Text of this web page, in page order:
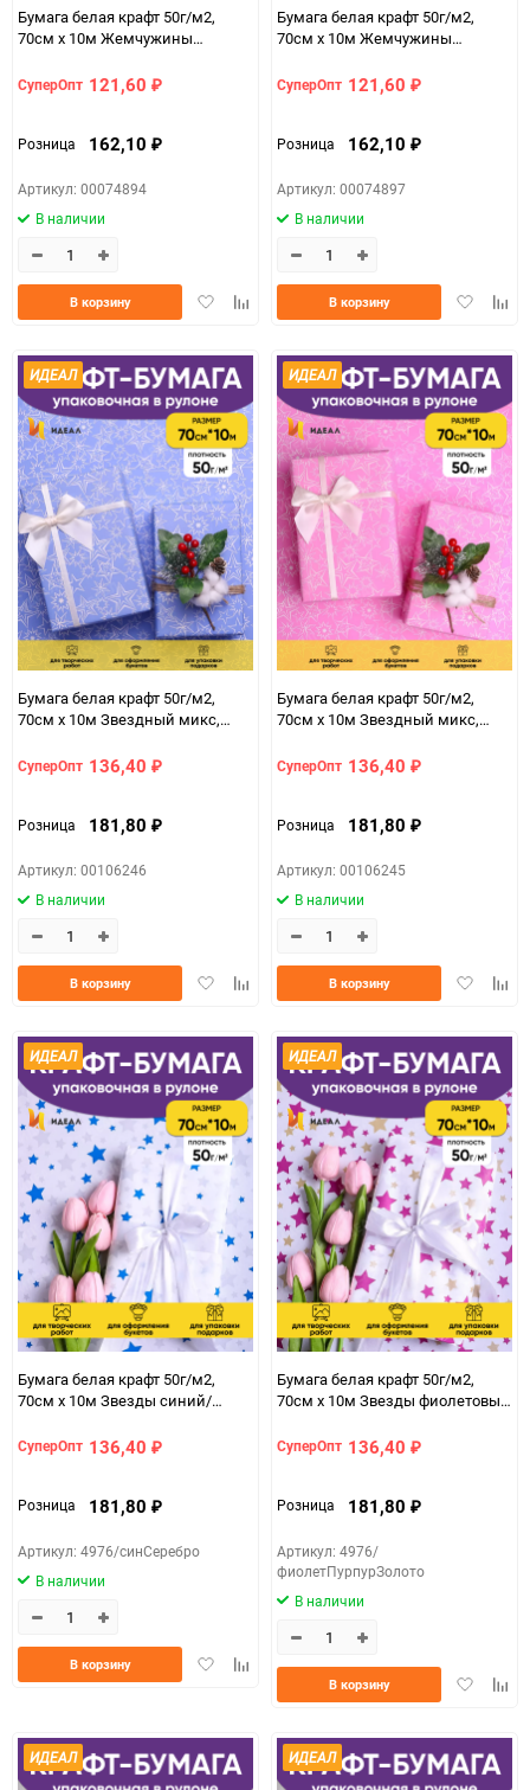
Бумага белая крафт 50г/м2,
70см x 10м Жемчужины
СуперОпт 121,60 ₽
Розница 162,10 ₽
Артикул: 00074894
В наличии
ДобавитьДобавить
В корзину
Бумага белая крафт 50г/м2,
70см x 10м Жемчужины
СуперОпт 121,60 ₽
Розница 162,10 ₽
Артикул: 00074897
В наличии
Добавить
В корзину
ИДЕАЛ
Бумага белая крафт 50г/м2,
70см x 10м Звездный микс,
СуперОпт 136,40 ₽
Розница 181,80 ₽
Артикул: 00106246
В наличии
ДобавитьДобавить
В корзину
ИДЕАЛ
Бумага белая крафт 50г/м2,
70см x 10м Звездный микс,
СуперОпт 136,40 ₽
Розница 181,80 ₽
Артикул: 00106245
В наличии
Добавить
В корзину
ИДЕАЛ
Бумага белая крафт 50г/м2,
70см x 10м Звезды синий/
СуперОпт 136,40 ₽
Розница 181,80 ₽
Артикул: 4976/синСеребро
В наличии
ДобавитьДобавить
сравнению
В корзину
ИДЕАЛ
Бумага белая крафт 50г/м2,
70см x 10м Звезды фиолетовый
СуперОпт 136,40 ₽
Розница 181,80 ₽
Артикул: 4976/
фиолетПурпурЗолото
В наличии
Добавить
В корзину
ИДЕАЛ ИДЕАЛ